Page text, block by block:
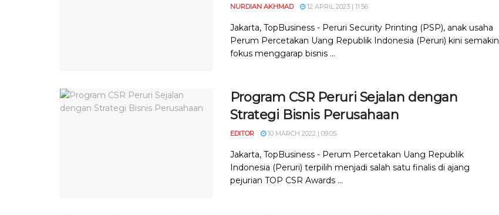
NURDIAN AKHMAD 12 APRIL 2023 | 11:56
Jakarta, TopBusiness - Peruri Security Printing (PSP), anak usaha
Perum Percetakan Uang Republik Indonesia (Peruri) kini semakin
fokus menggarap bisnis ...
Program CSR Peruri Sejalan dengan
Strategi Bisnis Perusahaan
EDITOR 10 MARCH 2022 | 09:05
Jakarta, TopBusiness - Perum Percetakan Uang Republik
Indonesia (Peruri) terpilih menjadi salah satu finalis di ajang
pejurian TOP CSR Awards ...